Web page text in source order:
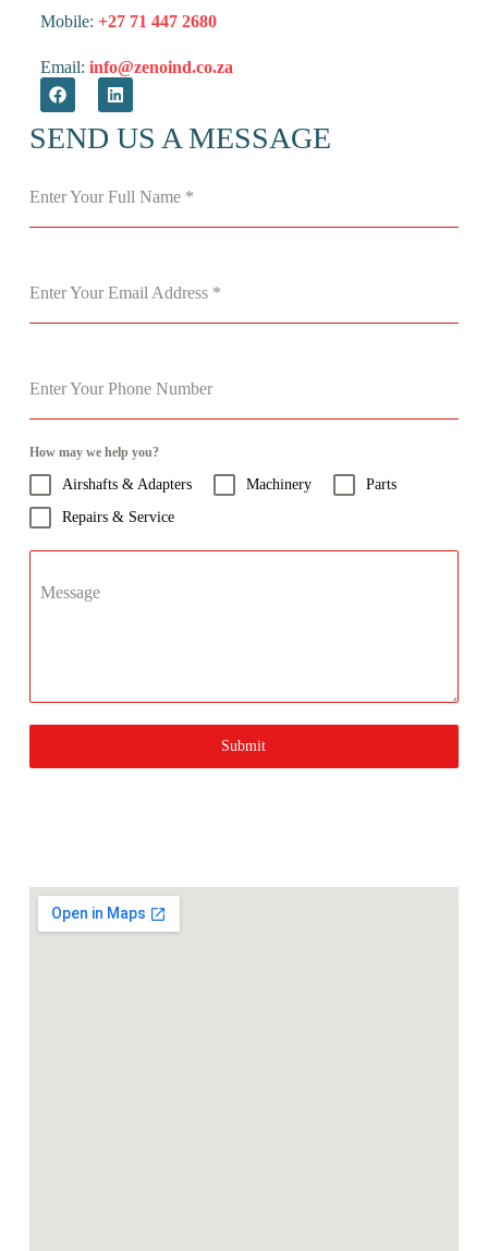
Mobile: +27 71 447 2680
Email: info@zenoind.co.za
SEND US A MESSAGE
Enter Your Full Name *
Enter Your Email Address *
Enter Your Phone Number
How may we help you?
Airshafts & Adapters Machinery
Parts
Repairs & Service
Message
Submit